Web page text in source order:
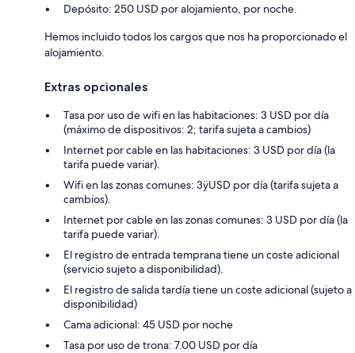
Depósito: 250 USD por alojamiento, por noche.
Hemos incluido todos los cargos que nos ha proporcionado el
alojamiento.
Extras opcionales
Tasa por uso de wifi en las habitaciones: 3 USD por día
(máximo de dispositivos: 2; tarifa sujeta a cambios)
Internet por cable en las habitaciones: 3 USD por día (la
tarifa puede variar).
Wifi en las zonas comunes: 3ÿUSD por día (tarifa sujeta a
cambios).
Internet por cable en las zonas comunes: 3 USD por día (la
tarifa puede variar).
El registro de entrada temprana tiene un coste adicional
(servicio sujeto a disponibilidad).
El registro de salida tardía tiene un coste adicional (sujeto a
disponibilidad)
Cama adicional: 45 USD por noche
Tasa por uso de trona: 7.00 USD por día